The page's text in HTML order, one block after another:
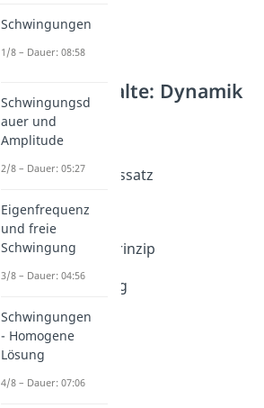
Weitere Inhalte: Dynamik
Impuls und Kraft
Inertialsystem
Impulserhaltungssatz
d'Alembert
Dauer: 04:41
Superpositionsprinzip
Raketengleichung
Druck
Dauer: 04:20
Schwingungen
1/8 – Dauer: 08:58
Schwingungsd
auer und
Amplitude
2/8 – Dauer: 05:27
Eigenfrequenz
und freie
Schwingung
3/8 – Dauer: 04:56
Schwingungen
- Homogene
Lösung
4/8 – Dauer: 07:06